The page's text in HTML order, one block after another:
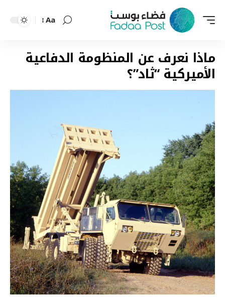
Font
Aa
ماذا نعرف عن المنظومة الدفاعية
الأميركية “ثاد”؟